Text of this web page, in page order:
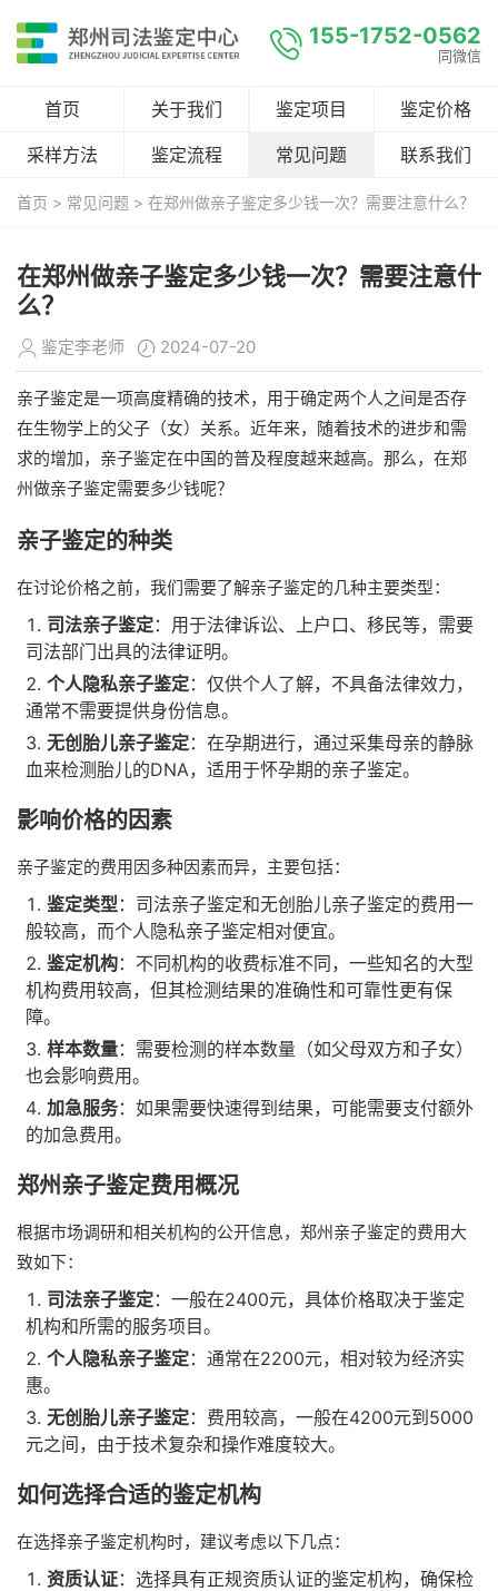
155-1752-0562
同微信
首页 关于我们 鉴定项目 鉴定价格
采样方法 鉴定流程 常见问题 联系我们
首页 > 常见问题 > 在郑州做亲子鉴定多少钱一次？需要注意什么？
在郑州做亲子鉴定多少钱一次？需要注意什
么？
鉴定李老师 2024-07-20
亲子鉴定是一项高度精确的技术，用于确定两个人之间是否存
在生物学上的父子（女）关系。近年来，随着技术的进步和需
求的增加，亲子鉴定在中国的普及程度越来越高。那么，在郑
州做亲子鉴定需要多少钱呢？
亲子鉴定的种类
在讨论价格之前，我们需要了解亲子鉴定的几种主要类型：
司法亲子鉴定：用于法律诉讼、上户口、移民等，需要
司法部门出具的法律证明。
个人隐私亲子鉴定：仅供个人了解，不具备法律效力，
通常不需要提供身份信息。
无创胎儿亲子鉴定：在孕期进行，通过采集母亲的静脉
血来检测胎儿的DNA，适用于怀孕期的亲子鉴定。
影响价格的因素
亲子鉴定的费用因多种因素而异，主要包括：
鉴定类型：司法亲子鉴定和无创胎儿亲子鉴定的费用一
般较高，而个人隐私亲子鉴定相对便宜。
鉴定机构：不同机构的收费标准不同，一些知名的大型
机构费用较高，但其检测结果的准确性和可靠性更有保
障。
样本数量：需要检测的样本数量（如父母双方和子女）
也会影响费用。
加急服务：如果需要快速得到结果，可能需要支付额外
的加急费用。
郑州亲子鉴定费用概况
根据市场调研和相关机构的公开信息，郑州亲子鉴定的费用大
致如下：
司法亲子鉴定：一般在2400元，具体价格取决于鉴定
机构和所需的服务项目。
个人隐私亲子鉴定：通常在2200元，相对较为经济实
惠。
无创胎儿亲子鉴定：费用较高，一般在4200元到5000
元之间，由于技术复杂和操作难度较大。
如何选择合适的鉴定机构
在选择亲子鉴定机构时，建议考虑以下几点：
资质认证：选择具有正规资质认证的鉴定机构，确保检